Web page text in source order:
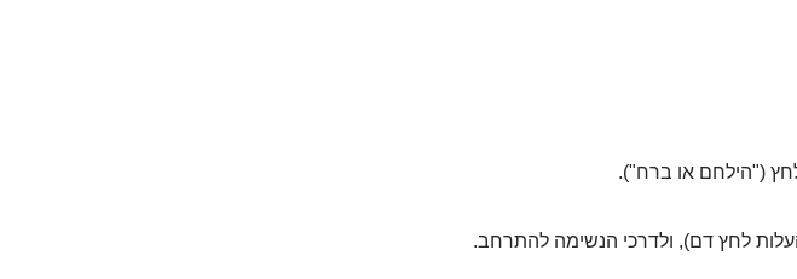
לחץ ("הילחם או ברח").
לחץ דם), ולדרכי הנשימה להתרחב.